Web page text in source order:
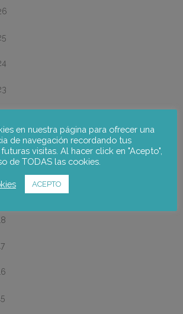
en nuestra página para ofrecer una
de navegación recordando tus
visitas. Al hacer click en "Acepto",
de TODAS las cookies.
ACEPTO